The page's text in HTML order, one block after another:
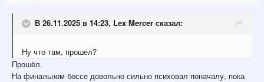
В 26.11.2025 в 14:23, Lex Mercer сказал:
Ну что там, прошёл?
Прошёл.
На финальном боссе довольно сильно психовал поначалу, пока